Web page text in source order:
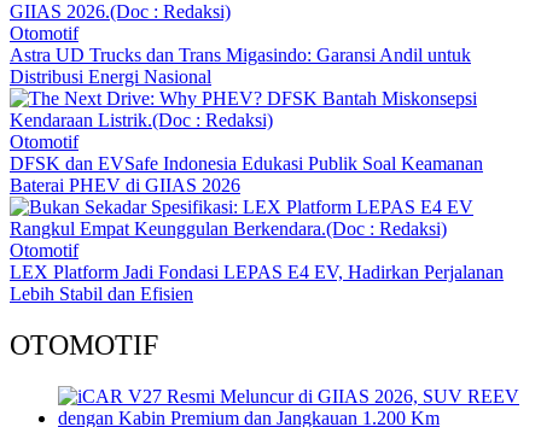
Otomotif
Astra UD Trucks dan Trans Migasindo: Garansi Andil untuk
Distribusi Energi Nasional
Otomotif
DFSK dan EVSafe Indonesia Edukasi Publik Soal Keamanan
Baterai PHEV di GIIAS 2026
Otomotif
LEX Platform Jadi Fondasi LEPAS E4 EV, Hadirkan Perjalanan
Lebih Stabil dan Efisien
OTOMOTIF